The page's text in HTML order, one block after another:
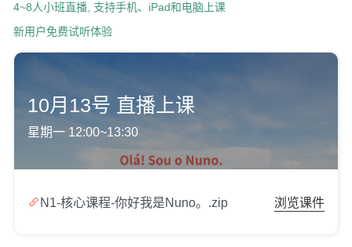
4~8人小班直播, 支持手机、iPad和电脑上课
新用户免费试听体验
10月13号 直播上课
星期一 12:00~13:30
 N1-核心课程-你好我是Nuno。.zip 浏览课件